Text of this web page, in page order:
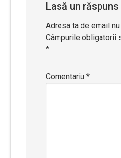
Lasă un răspuns
Adresa ta de email
Câmpurile obligatorii
*
Comentariu*